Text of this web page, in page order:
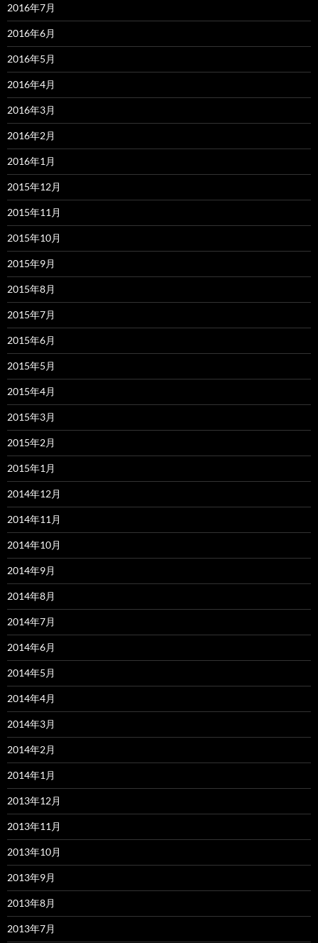
2016年7月
2016年6月
2016年5月
2016年4月
2016年3月
2016年2月
2016年1月
2015年12月
2015年11月
2015年10月
2015年9月
2015年8月
2015年7月
2015年6月
2015年5月
2015年4月
2015年3月
2015年2月
2015年1月
2014年12月
2014年11月
2014年10月
2014年9月
2014年8月
2014年7月
2014年6月
2014年5月
2014年4月
2014年3月
2014年2月
2014年1月
2013年12月
2013年11月
2013年10月
2013年9月
2013年8月
2013年7月